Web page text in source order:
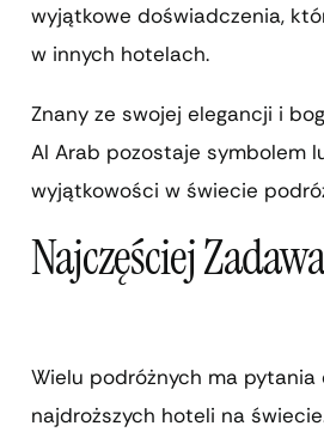
wyjątkowe doświadczenia,
w innych hotelach.
Znany ze swojej elegancji i
Al Arab pozostaje symbolem
wyjątkowości w świecie
Najczęściej
Wielu podróżnych ma pytania
najdroższych hoteli na